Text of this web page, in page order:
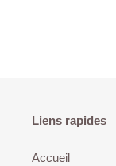
Liens rapides
Accueil